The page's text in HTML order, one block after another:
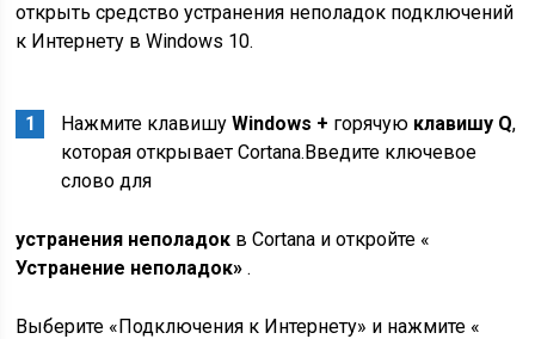
открыть средство устранения неполадок подключений
к Интернету в Windows 10.
Нажмите клавишуWindows + горячую клавишу Q,
которая открывает Cortana.Введите ключевое
слово для
устранения неполадок в Cortana и откройте «
Устранение неполадок» .
Выберите «Подключения к Интернету» и нажмите «